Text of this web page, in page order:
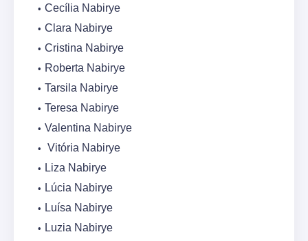
Cecília Nabirye
Clara Nabirye
Cristina Nabirye
Roberta Nabirye
Tarsila Nabirye
Teresa Nabirye
Valentina Nabirye
Vitória Nabirye
Liza Nabirye
Lúcia Nabirye
Luísa Nabirye
Luzia Nabirye